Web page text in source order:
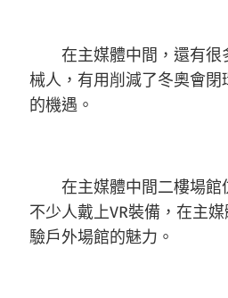
在主媒體中間，還有很
械人，有用削減了冬奧會閉
的機遇。
在主媒體中間二樓場館
不少人戴上VR裝備，在主
驗戶外場館的魅力。